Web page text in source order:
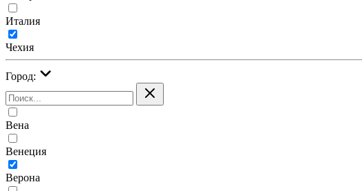
Италия
Чехия
Город:
Вена
Венеция
Верона